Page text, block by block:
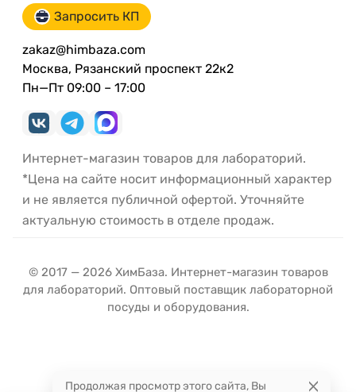
Запросить КП
zakaz@himbaza.com
Москва, Рязанский проспект 22к2
Пн—Пт 09:00 – 17:00
Интернет-магазин товаров для лабораторий.
*Цена на сайте носит информационный характер
и не является публичной офертой. Уточняйте
актуальную стоимость в отделе продаж.
© 2017 — 2026 ХимБаза. Интернет-магазин товаров
для лабораторий. Оптовый поставщик лабораторной
посуды и оборудования.
Продолжая просмотр этого сайта, Вы